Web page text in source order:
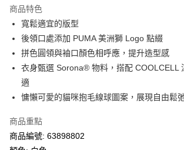
Alipay, PayMe, WeChat Pay, UnionPay, FPS
送貨方式
單筆訂單淨值滿$399可享免運費優惠
每筆HK$30.00，滿HK$399.00或以上免運費
滿$599可享澳門免運費優惠
商品特色
寬鬆適宜的版型
後領口處添加 PUMA 美洲獅 Logo 點綴
拼色圓領與袖口顏色相呼應，提升造型感
衣身甄選 Sorona® 物料，搭配 COOLCELL
適
慵懶可愛的貓咪抱毛線球圖案，展現自由鬆
商品重點
商品編號: 63898802